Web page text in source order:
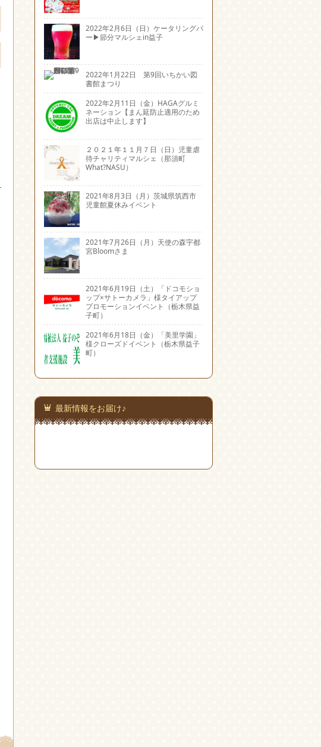
2022年2月6日（日）ケータリングバ
ー▶節分マルシェin益子
2022年1月22日 第9回いちかい図
書館まつり
2022年2月11日（金）HAGAグルミ
ネーション【まん延防止適用のため
出店は中止します】
２０２１年１１月７日（日）児童虐
待チャリティマルシェ（那須町
What?NASU）
2021年8月3日（月）茨城県筑西市
児童館夏休みイベント
2021年7月26日（月）天使の森宇都
宮Bloomさま
2021年6月19日（土）「ドコモショ
ップ×サトーカメラ」様タイアップ
プロモーションイベント（栃木県益
子町）
2021年6月18日（金）「美里学園」
様クローズドイベント（栃木県益子
町）
最新情報をお届け♪